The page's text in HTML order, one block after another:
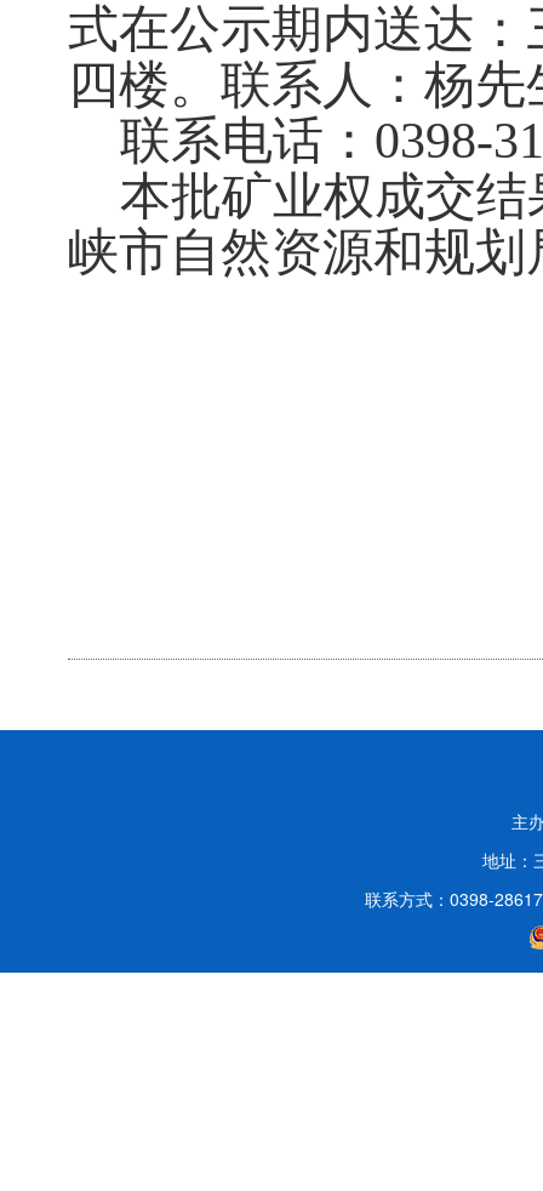
式在公示期内送达
四楼。联系人：杨先
联系电话：0398-
本批矿业权成交
峡市自然资源和规
主
地址：
联系方式：0398-